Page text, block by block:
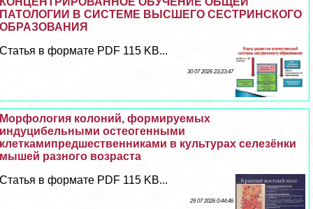
ПАТОЛОГИИ В СИСТЕМЕ ВЫСШЕГО СЕСТРИНСКОГО
ОБРАЗОВАНИЯ
Статья в формате PDF 115 KB...
30 07 2026 23:23:47
Морфология колоний, формируемых
индуцибельными остеогенными
клеткамипредшественниками в культурах селезёнки
мышей разного возраста
Статья в формате PDF 115 KB...
29 07 2026 0:44:46